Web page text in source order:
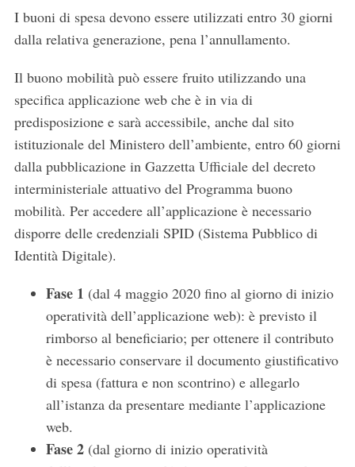
I buoni di spesa devono essere utilizzati entro 30 giorni
dalla relativa generazione, pena l’annullamento.
Il buono mobilità può essere fruito utilizzando una
specifica applicazione web che è in via di
predisposizione e sarà accessibile, anche dal sito
istituzionale del Ministero dell’ambiente, entro 60 giorni
dalla pubblicazione in Gazzetta Ufficiale del decreto
interministeriale attuativo del Programma buono
mobilità. Per accedere all’applicazione è necessario
disporre delle credenziali SPID (Sistema Pubblico di
Identità Digitale).
Fase 1 (dal 4 maggio 2020 fino al giorno di inizio
operatività dell’applicazione web): è previsto il
rimborso al beneficiario; per ottenere il contributo
è necessario conservare il documento giustificativo
di spesa (fattura e non scontrino) e allegarlo
all’istanza da presentare mediante l’applicazione
web.
Fase 2(dal giorno di inizio operatività